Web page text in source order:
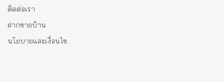
ติดต่อเรา
ฝากขายบ้าน
นโยบายและเงื่อนไข